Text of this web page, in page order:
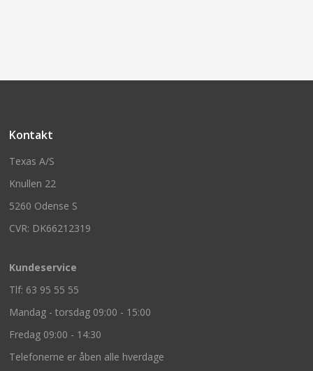
Kontakt
Texas A/S
Knullen 22
5260 Odense S
CVR: DK66212319
Kundeservice
Tlf: 63 95 55 55
Mandag - torsdag 09:00 - 15:00
Fredag 09:00 - 14:30
Telefonerne er åben alle hverdage